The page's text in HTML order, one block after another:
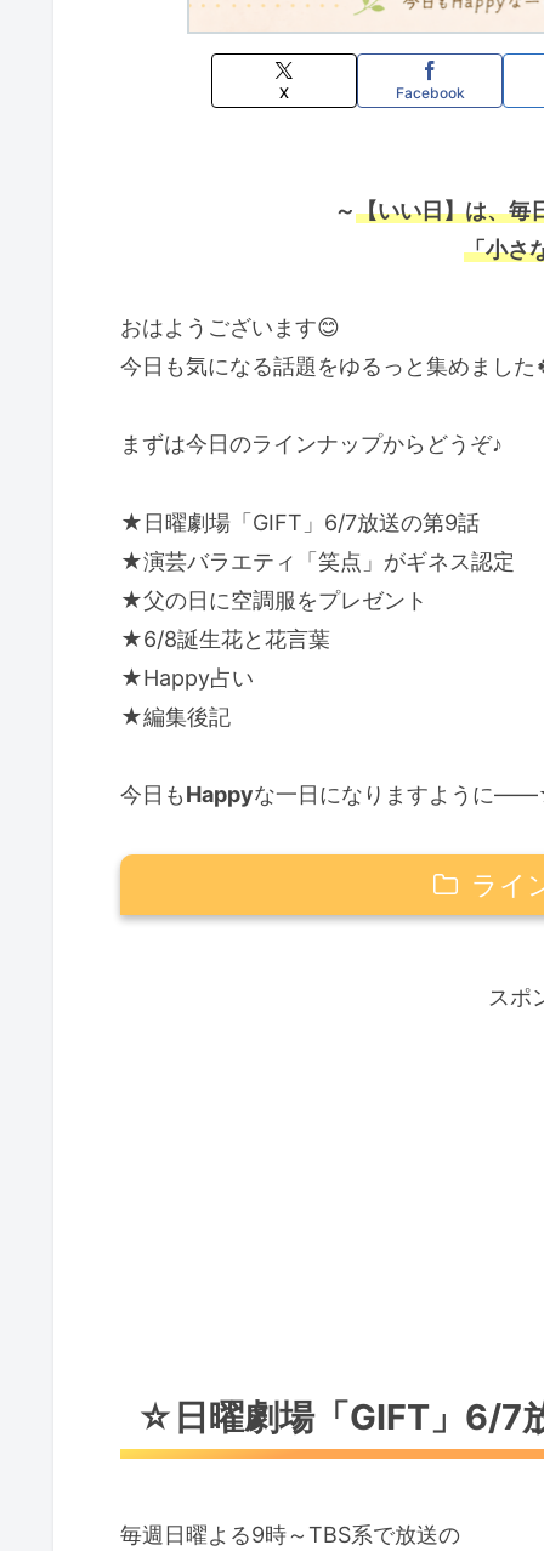
X Facebook
～【いい日】は、毎
「小さ
おはようございます😊
今日も気になる話題をゆるっと集めました
まずは今日のラインナップからどうぞ♪
★日曜劇場「GIFT」6/7放送の第9話
★演芸バラエティ「笑点」がギネス認定
★父の日に空調服をプレゼント
★6/8誕生花と花言葉
★Happy占い
★編集後記
今日もHappyな一日になりますように
ライ
☆6/8の誕生花と花言葉
泰山木（タイサンボク）
☆Happy占い
スポ
☆日曜劇場「GIFT」6/7
毎週日曜よる9時～TBS系で放送の